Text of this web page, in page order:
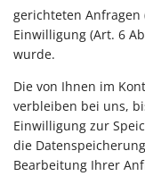
gerichteten Anfragen
Einwilligung (Art. 6
wurde.
Die von Ihnen im
verbleiben bei uns,
Einwilligung zur
die
Bearbeitung Ihrer